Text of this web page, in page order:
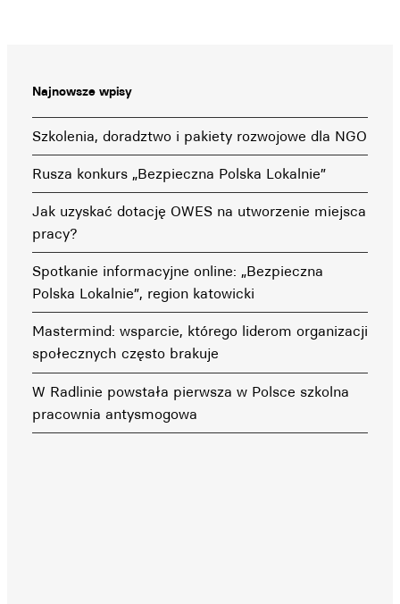
Najnowsze wpisy
Szkolenia, doradztwo i pakiety rozwojowe dla NGO
Rusza konkurs „Bezpieczna Polska Lokalnie”
Jak uzyskać dotację OWES na utworzenie miejsca
pracy?
Spotkanie informacyjne online: „Bezpieczna
Polska Lokalnie”, region katowicki
Mastermind: wsparcie, którego liderom organizacji
społecznych często brakuje
W Radlinie powstała pierwsza w Polsce szkolna
pracownia antysmogowa